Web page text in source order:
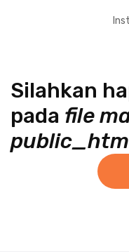
Silahkan
pada file